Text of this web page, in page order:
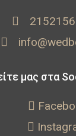
μας στα